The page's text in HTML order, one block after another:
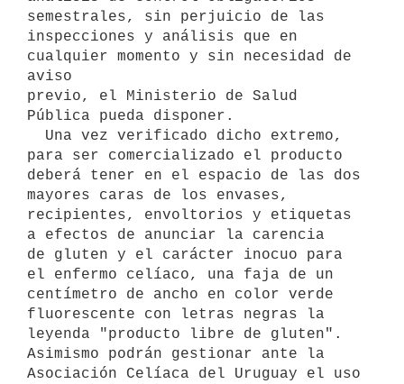
semestrales, sin perjuicio de las
inspecciones y análisis que en
cualquier momento y sin necesidad de
aviso
previo, el Ministerio de Salud
Pública pueda disponer.
para ser comercializado el producto
deberá tener en el espacio de las dos
mayores caras de los envases,
recipientes, envoltorios y etiquetas
a efectos de anunciar la carencia
de gluten y el carácter inocuo para
el enfermo celíaco, una faja de un
centímetro de ancho en color verde
fluorescente con letras negras la
leyenda "producto libre de gluten".
Asimismo podrán gestionar ante la
Asociación Celíaca del Uruguay el uso